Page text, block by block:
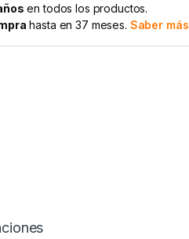
en todos los productos.
hasta en 37 meses. Saber más